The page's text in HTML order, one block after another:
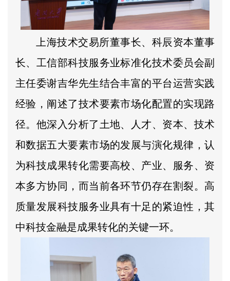
上海技术交易所董事长、科辰资本董事
长、工信部科技服务业标准化技术委员会副
主任委谢吉华先生结合丰富的平台运营实践
经验，阐述了技术要素市场化配置的实现路
径。他深入分析了土地、人才、资本、技术
和数据五大要素市场的发展与演化规律，认
为科技成果转化需要高校、产业、服务、资
本多方协同，而当前各环节仍存在割裂。高
质量发展科技服务业具有十足的紧迫性，其
中科技金融是成果转化的关键一环。